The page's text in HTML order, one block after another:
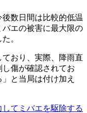
数日間は比較的低温
エの被害に最大限の
。
ており、実際、降雨直
傷が確認されてお
と当局は付け加え
てミバエを駆除する